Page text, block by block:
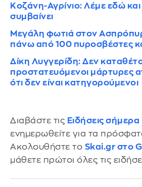
Κοζάνη-Αγρίνιο: Λέμε εδώ και
συμβαίνει
Μεγάλη φωτιά στον
πάνω από 100 πυροσβέστες
Δίκη Λυγγερίδη: Δεν
προστατευόμενοι μάρτυρες
ότι δεν είναι κατηγορούμενοι
Διαβάστε τις Ειδήσεις σήμερα
ενημερωθείτε για τα
Ακολουθήστε το Skai.gr στο
μάθετε πρώτοι όλες τις